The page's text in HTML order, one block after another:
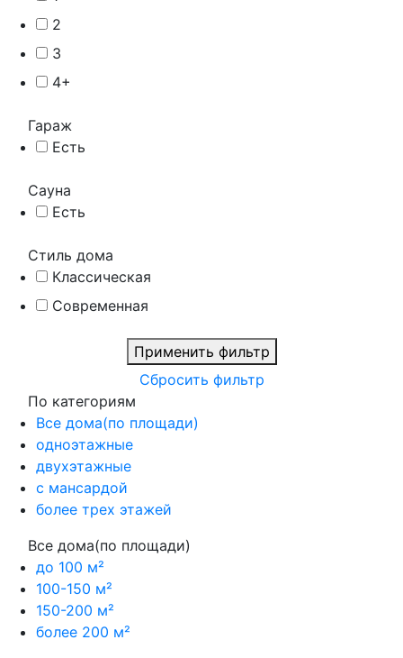
2
3
4+
Гараж
Есть
Сауна
Есть
Стиль дома
Классическая
Современная
Применить фильтр
Сбросить фильтр
По категориям
Все дома(по площади)
одноэтажные
двухэтажные
с мансардой
более трех этажей
Все дома(по площади)
до 100 м²
100-150 м²
150-200 м²
более 200 м²